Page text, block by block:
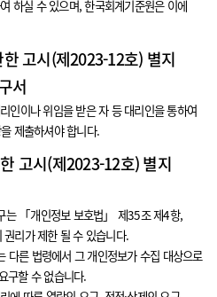
하실 수 있으며, 한국회계기준원은 이에
고시(제2023-12호) 별지
서
인이나 위임을 받은 자 등 대리인을 통하여
제출하셔야 합니다.
고시(제2023-12호) 별지
는 「개인정보 보호법」 제35조 제4항,
리가 제한 될 수 있습니다.
다른 법령에서 그 개인정보가 수집 대상으로
구할 수 없습니다.